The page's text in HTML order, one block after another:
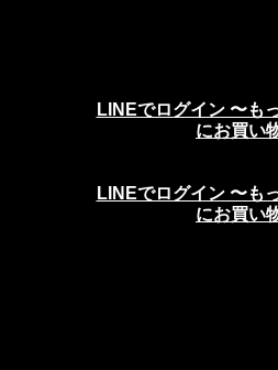
LINEでログイン 〜も
にお買い
LINEでログイン 〜も
にお買い